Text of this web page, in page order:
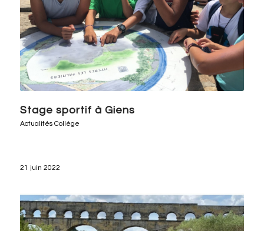
Stage sportif à Giens
Actualités Collège
21 juin 2022